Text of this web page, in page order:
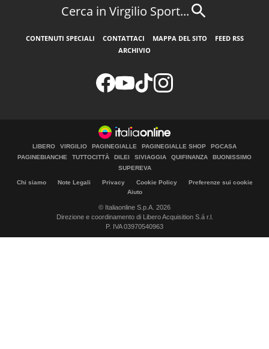
Cerca in Virgilio Sport...
CONTENUTI SPECIALI CONTATTACI MAPPA DEL SITO
FEED RSS
ARCHIVIO
LIBERO VIRGILIO PAGINEGIALLE PAGINEGIALLE SHOP
PGCASA
PAGINEBIANCHE
TUTTOCITTÀ DILEI SIVIAGGIA QUIFINANZA
BUONISSIMO
SUPEREVA
Chi siamo Note Legali Privacy Cookie Policy
Preferenze sui cookie
Aiuto
© Italiaonline S.p.A. 2026
Direzione e coordinamento di Libero Acquisition S.á r.l.
P. IVA 03970540963